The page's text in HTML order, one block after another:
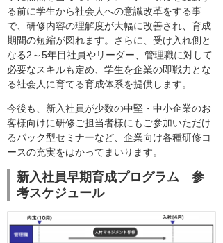
る前に学生から社会人への意識改革をする事
で、研修内容の理解度が大幅に改善され、育成
期間の短縮が図れます。さらに、受け入れ側と
なる2～5年目社員やリーダー、管理職に対して
必要なスキルも定め、学生を企業の即戦力とな
る社会人に育てる育成体系を提供します。
今後も、新入社員が少数の中堅・中小企業のお
客様向けに研修ご担当者様にもご参加いただけ
るパック型セミナーなど、企業向け各種研修コ
ースの充実をはかってまいります。
新入社員早期育成プログラム 参
考スケジュール